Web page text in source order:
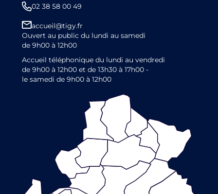
02 38 58 00 49
accueil@tigy.fr
Ouvert au public du lundi au samedi
de 9h00 à 12h00
Accueil téléphonique du lundi au vendredi
de 9h00 à 12h00 et de 13h30 à 17h00 -
le samedi de 9h00 à 12h00